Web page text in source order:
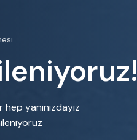
hep yanınızdayız